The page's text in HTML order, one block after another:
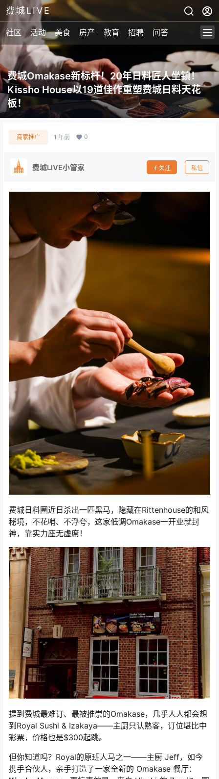
费城LIVE
社区 活动 美食 房产 教育 招聘 问答
费城Omakase新标杆！20年日料匠人坐镇！
Kissho House以19道佳作重塑费城日料天花
板！
商家推广 1 年前 0
费城LIVE小管家 关注 私信
费城日料圈近日杀出一匹黑马，隐藏在Rittenhouse的和风
秘境，不花哨、不浮夸，这家低调Omakase一开业就封
神，靠实力座无虚席！
提到费城最难订、最被推崇的Omakase，几乎人人都会想
到Royal Sushi & Izakaya——主厨只认熟客，订位堪比中
彩票，价格也是$300起跳。
但你知道吗？Royal的原班人马之一——主厨 Jeff，如今
携手合伙人，亲手打造了一家全新的 Omakase 餐厅：